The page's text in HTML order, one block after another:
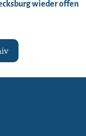
wieder offen